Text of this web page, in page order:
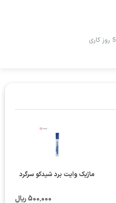
ماژیک وایت برد شیدکو سرگرد
500٬000 ریال